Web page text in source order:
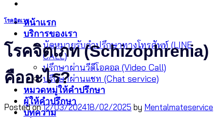
หน้าแรก
บริการของเรา
นัดหมายรับคำปรึกษาทางโทรศัพท์ (LINE
CALL)
ปรึกษาผ่านวีดีโอคอล (Video Call)
ปรึกษาผ่านแชท (Chat service)
หมวดหมู่ให้คำปรึกษา
ผู้ให้คำปรึกษา
บทความ
โรคจิตเวช
โรคจิตเภท (Schizophrenia)
คืออะไร?
Posted on12/03/202418/02/2025 by Mentalmateservice